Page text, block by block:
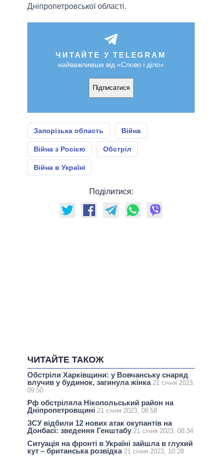
Дніпропетровської області.
ЧИТАЙТЕ У TELEGRAM
найважливіше від «Слово і діло»
Підписатися
Запорізька область Війна
Війна з Росією Обстріл
Війна в Україні
Поділитися:
ЧИТАЙТЕ ТАКОЖ
Обстріли Харківщини: у Вовчанську снаряд
влучив у будинок, загинула жінка 21 січня 2023,
09:50
Рф обстріляла Нікопольський район на
Дніпропетровщині 21 січня 2023, 08:58
ЗСУ відбили 12 нових атак окупантів на
Донбасі: зведення Генштабу 21 січня 2023, 08:34
Ситуація на фронті в Україні зайшла в глухий
кут – британська розвідка 21 січня 2023, 10:28